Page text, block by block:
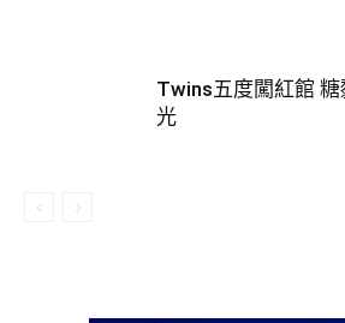
Twins五度闖紅館
光